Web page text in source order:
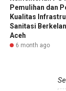
Pemulihan dan
Kualitas
Sanitasi
Aceh
6 month ago